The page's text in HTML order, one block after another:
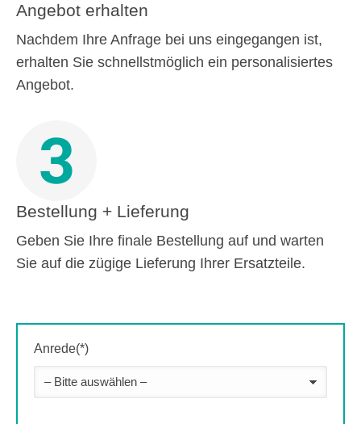
Angebot erhalten
Nachdem Ihre Anfrage bei uns eingegangen ist,
erhalten Sie schnellstmöglich ein personalisiertes
Angebot.
3
Bestellung + Lieferung
Geben Sie Ihre finale Bestellung auf und warten
Sie auf die zügige Lieferung Ihrer Ersatzteile.
Anrede(*)